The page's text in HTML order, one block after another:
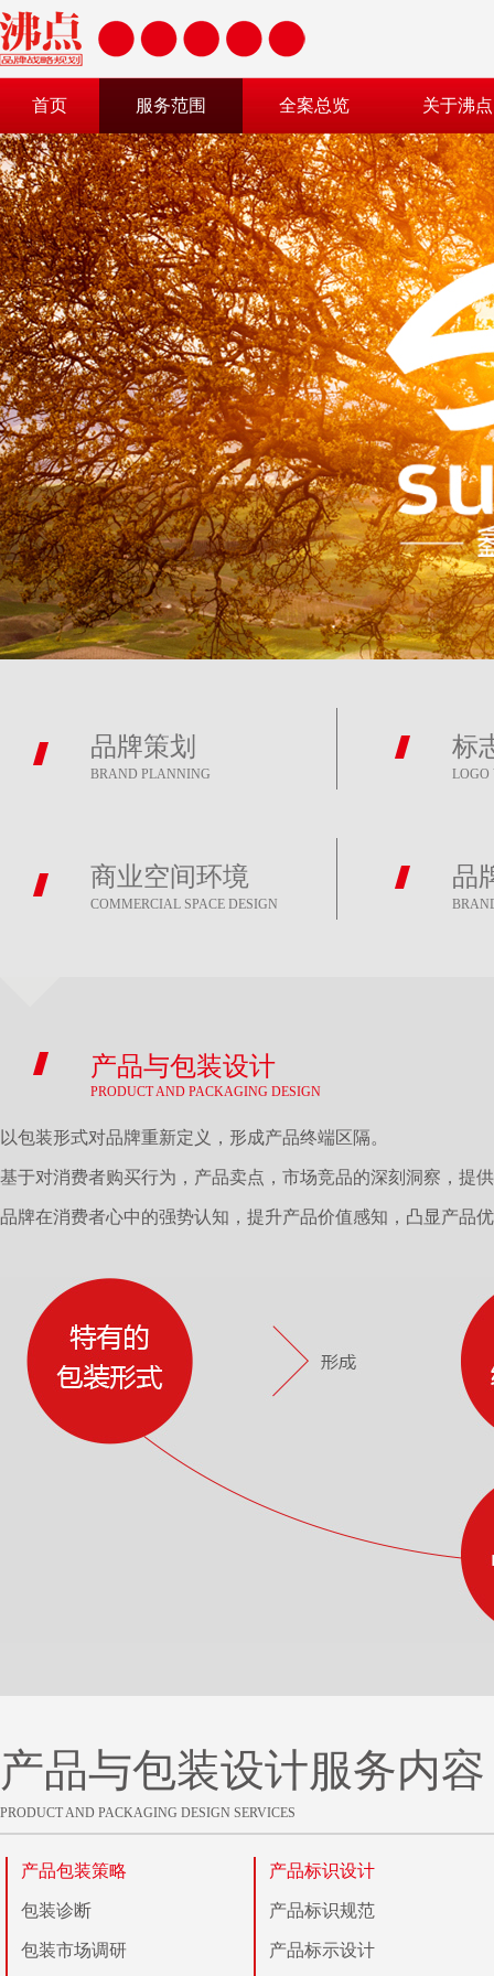
首页 服务范围 全案总览 关于沸点
品牌策划
BRAND PLANNING
标
LOGO
商业空间环境
COMMERCIAL SPACE DESIGN
品
产品与包装设计
PRODUCT AND PACKAGING DESIGN
以包装形式对品牌重新定义，形成产品终端区隔。
基于对消费者购买行为，产品卖点，市场竞品的深刻洞察，提
品牌在消费者心中的强势认知，提升产品价值感知，凸显产品
产品与包装设计服务内容
PRODUCT AND PACKAGING DESIGN SERVICES
产品包装策略
包装诊断
包装市场调研
产品标识设计
产品标识规范
产品标示设计